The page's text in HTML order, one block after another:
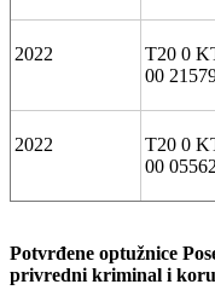
2022
T20 0
00
2022
T20 0
00
Potvrđene optužnice
privredni kriminal i